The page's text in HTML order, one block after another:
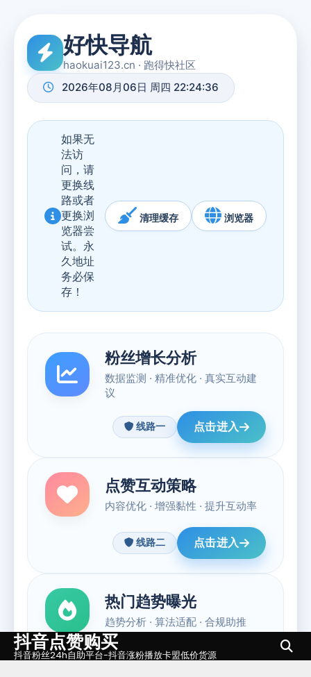
Skip抖音点赞购买
抖音粉丝24h自助平台-抖音涨粉播放卡盟低价货源